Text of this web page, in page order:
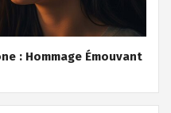
: Hommage Émouvant